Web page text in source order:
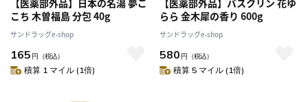
こち 木曽福島 分包 40g
サンドラッグe-shop
165 円 （税込）
積算 1 マイル (1倍)
らら 金木犀の香り 600g
サンドラッグe-shop
580 円 （税込）
積算 5 マイル (1倍)